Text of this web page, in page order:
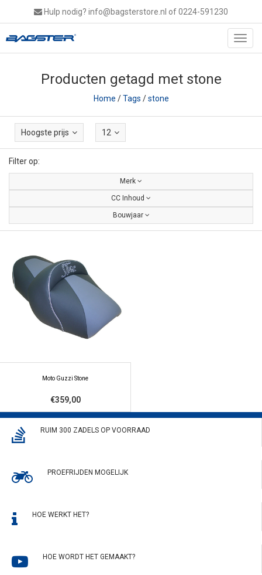
Hulp nodig? info@bagsterstore.nl of 0224-591230
Producten getagd met stone
Home /Tags /stone
Hoogste prijs 12
Filter op:
Merk
CC Inhoud
Bouwjaar
Moto Guzzi Stone
€359,00
RUIM 300 ZADELS OP VOORRAAD
PROEFRIJDEN MOGELIJK
HOE WERKT HET?
HOE WORDT HET GEMAAKT?